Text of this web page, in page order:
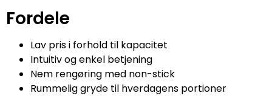
Fordele
Lav pris i forhold til kapacitet
Intuitiv og enkel betjening
Nem rengøring med non-stick
Rummelig gryde til hverdagens portioner